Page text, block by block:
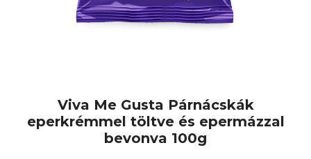
Viva Me Gusta Párnácskák
eperkrémmel töltve és epermázzal
bevonva 100g